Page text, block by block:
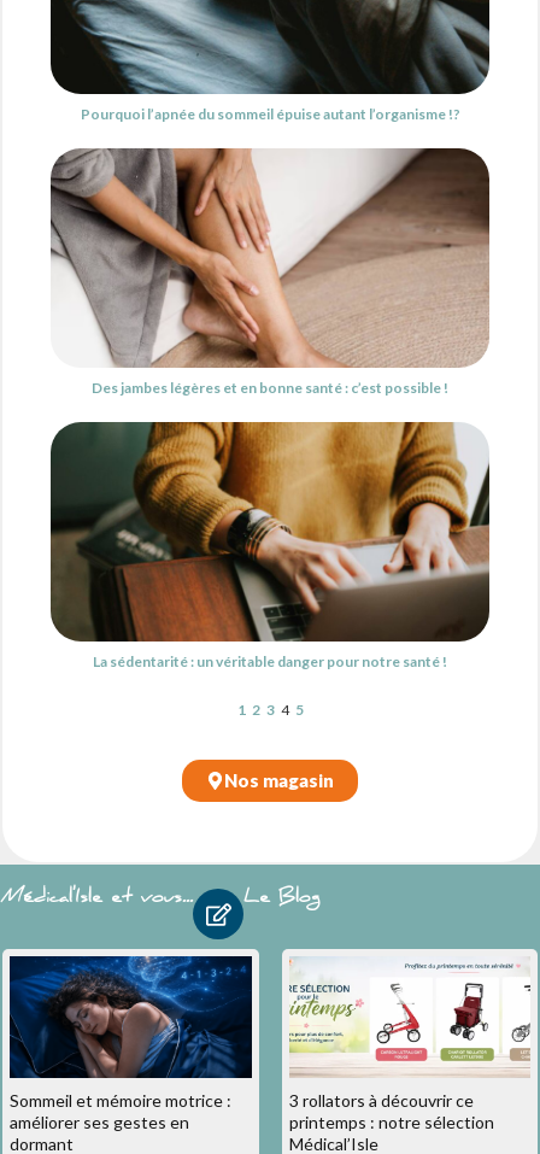
Pourquoi l’apnée du sommeil épuise autant l’organisme !?
Des jambes légères et en bonne santé : c’est possible !
La sédentarité : un véritable danger pour notre santé !
1 2 3 4 5
Nos magasin
Médical'Isle et vous... Le Blog
Sommeil et mémoire motrice :
améliorer ses gestes en
dormant
3 rollators à découvrir ce
printemps : notre sélection
Médical’Isle